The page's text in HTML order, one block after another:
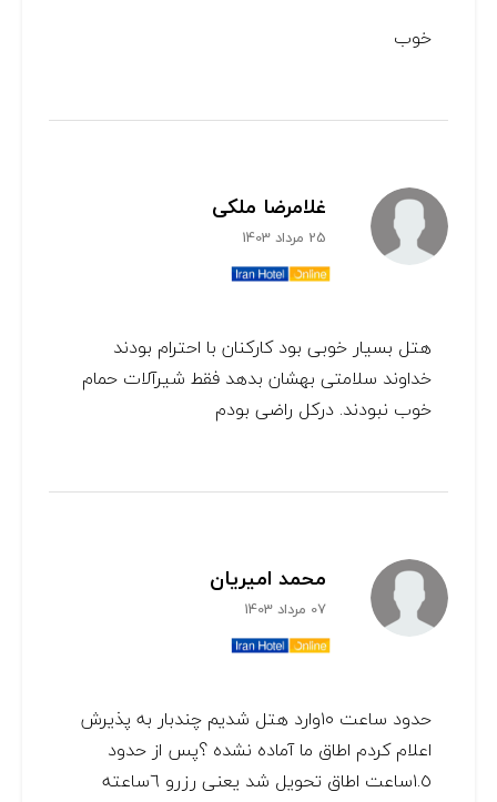
خوب
غلامرضا ملکی
25 مرداد 1403
هتل بسیار خوبی بود کارکنان با احترام بودند
خداوند سلامتی بهشان بدهد فقط شیرآلات حمام
خوب نبودند. درکل راضی بودم
محمد امیریان
07 مرداد 1403
حدود ساعت ١٠وارد هتل شدیم چندبار به پذیرش
اعلام کردم اطاق ما آماده نشده ؟پس از حدود
١.٥ساعت اطاق تحویل شد یعنی رزرو ٦ساعته